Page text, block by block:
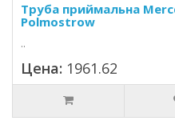
Труба приймальна
Polmostrow
..
Цена: 1961.62